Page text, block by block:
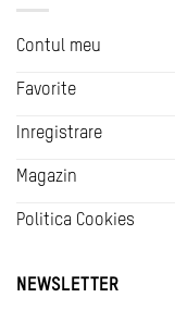
Contul meu
Favorite
Inregistrare
Magazin
Politica Cookies
NEWSLETTER